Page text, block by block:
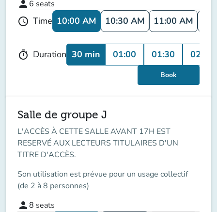
person 6 seats
schedule Time 10:00 AM 10:30 AM 11:00 AM
timer Duration 30 min 01:00 01:30 02:00
Book
Salle de groupe J
L'ACCÈS À CETTE SALLE AVANT 17H EST
RESERVÉ AUX LECTEURS TITULAIRES D'UN
TITRE D'ACCÈS.
Son utilisation est prévue pour un usage collectif
(de 2 à 8 personnes)
person8 seats